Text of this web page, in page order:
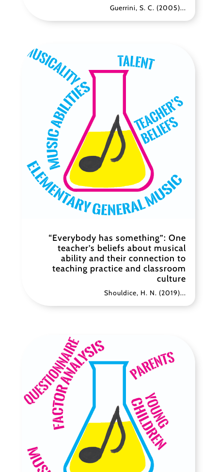
Guerrini, S. C. (2005)...
“Everybody has something”: One
teacher’s beliefs about musical
ability and their connection to
teaching practice and classroom
culture
Shouldice, H. N. (2019)...